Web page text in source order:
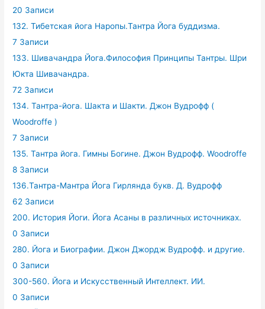
20 Записи
132. Тибетская йога Наропы.Тантра Йога буддизма.
7 Записи
133. Шивачандра Йога.Философия Принципы Тантры. Шри
Юкта Шивачандра.
72 Записи
134. Тантра-йога. Шакта и Шакти. Джон Вудрофф (
Woodroffe )
7 Записи
135. Тантра йога. Гимны Богине. Джон Вудрофф. Woodroffe
8 Записи
136.Тантра-Мантра Йога Гирлянда букв. Д. Вудрофф
62 Записи
200. История Йоги. Йога Асаны в различных источниках.
0 Записи
280. Йога и Биографии. Джон Джордж Вудрофф. и другие.
0 Записи
300-560. Йога и Искусственный Интеллект. ИИ.
0 Записи